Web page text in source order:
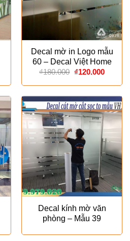
Decal mờ in Logo mẫu
60 – Decal Việt Home
₫180.000 Giá
là:
₫180.000.
₫120.000Giá
tại
là:
Decal kính mờ văn
phòng – Mẫu 39